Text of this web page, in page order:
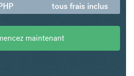
tous frais inclus
maintenant